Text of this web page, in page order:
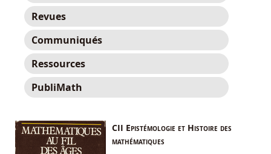
Revues
Communiqués
Ressources
PubliMath
CII Epistémologie et Histoire des
mathématiques